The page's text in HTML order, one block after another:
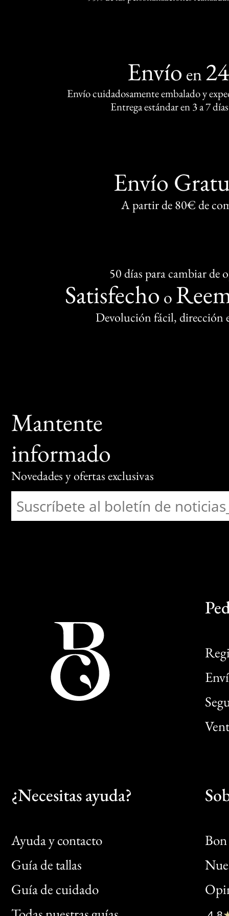
Envío en
Envío cuidadosamente embalado y
Entrega estándar en 3 a 7
Envío
A partir de 80€ de
50 días para cambiar de
Satisfecho o
Devolución fácil, dirección
Mantente
informado
Novedades y ofertas exclusivas
¿Necesitas ayuda?
Ayuda y contacto
Guía de tallas
Guía de cuidado
Bon